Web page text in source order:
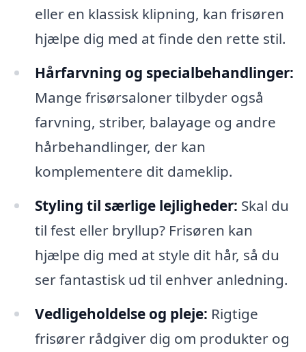
eller en klassisk klipning, kan frisøren
hjælpe dig med at finde den rette stil.
Hårfarvning og specialbehandlinger:
Mange frisørsaloner tilbyder også
farvning, striber, balayage og andre
hårbehandlinger, der kan
komplementere dit dameklip.
Styling til særlige lejligheder: Skal du
til fest eller bryllup? Frisøren kan
hjælpe dig med at style dit hår, så du
ser fantastisk ud til enhver anledning.
Vedligeholdelse og pleje: Rigtige
frisører rådgiver dig om produkter og